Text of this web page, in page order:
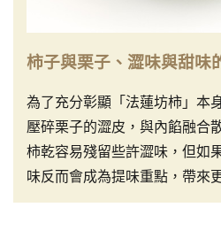
柿子與栗子、澀味與甜味
為了充分彰顯「法蓮坊柿」本
壓碎栗子的澀皮，與內餡融合
柿乾容易殘留些許澀味，但如
味反而會成為提味重點，帶來